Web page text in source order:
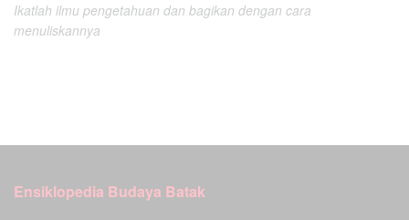
Ikatlah ilmu pengetahuan dan bagikan dengan cara
menuliskannya
Ensiklopedia Budaya Batak